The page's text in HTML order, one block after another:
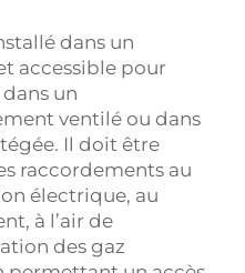
dans un
accessible pour
un
ventilé ou dans
Il doit être
raccordements au
électrique, au
à l’air de
des gaz